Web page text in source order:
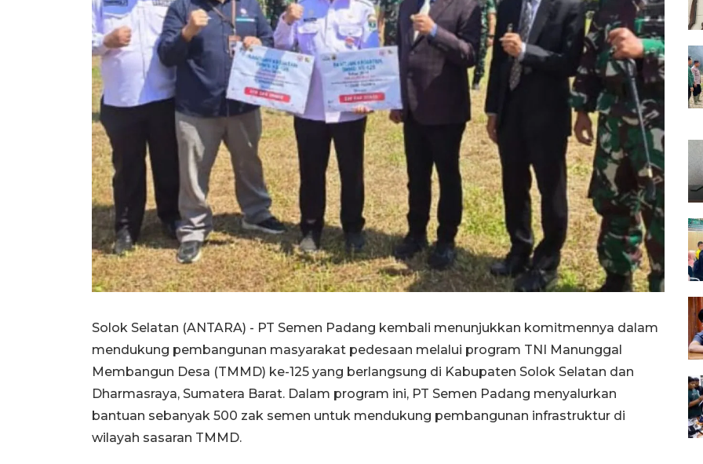
Solok Selatan (ANTARA) - PT Semen Padang kembali menunjukkan komitmennya dalam
mendukung pembangunan masyarakat pedesaan melalui program TNI Manunggal
Membangun Desa (TMMD) ke-125 yang berlangsung di Kabupaten Solok Selatan dan
Dharmasraya, Sumatera Barat. Dalam program ini, PT Semen Padang menyalurkan
bantuan sebanyak 500 zak semen untuk mendukung pembangunan infrastruktur di
wilayah sasaran TMMD.